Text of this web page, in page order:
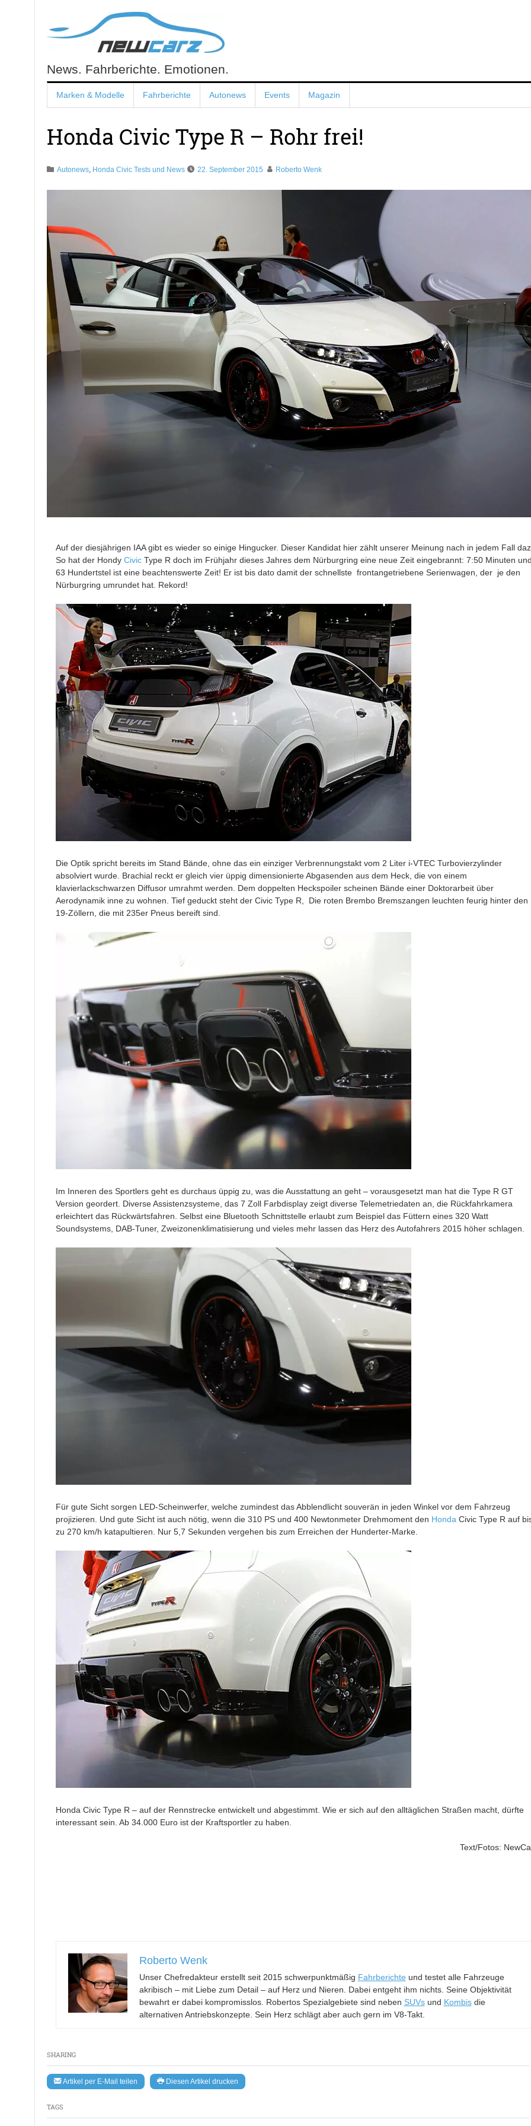
content
NewCarz.de
News. Fahrberichte. Emotionen.
Marken & Modelle Fahrberichte Autonews Events Magazin
Honda Civic Type R – Rohr frei!
Autonews, Honda Civic Tests und News 22. September 2015 Roberto Wenk
SHARING
Artikel per E-Mail teilen Diesen Artikel drucken
TAGS
Auf der diesjährigen IAA gibt es wieder so einige Hingucker. Dieser Kandidat hier zählt unserer Meinung nach in jedem Fall
So hat der Hondy CivicType R doch im Frühjahr dieses Jahres dem Nürburgring eine neue Zeit eingebrannt: 7:50 Minuten
63 Hundertstel ist eine beachtenswerte Zeit! Er ist bis dato damit der schnellste frontangetriebene Serienwagen, der je den
Nürburgring umrundet hat. Rekord!
Die Optik spricht bereits im Stand Bände, ohne das ein einziger Verbrennungstakt vom 2 Liter i-VTEC Turbovierzylinder
absolviert wurde. Brachial reckt er gleich vier üppig dimensionierte Abgasenden aus dem Heck, die von einem
klavierlackschwarzen Diffusor umrahmt werden. Dem doppelten Heckspoiler scheinen Bände einer Doktorarbeit über
Aerodynamik inne zu wohnen. Tief geduckt steht der Civic Type R, Die roten Brembo Bremszangen leuchten feurig hinter den
19-Zöllern, die mit 235er Pneus bereift sind.
Im Inneren des Sportlers geht es durchaus üppig zu, was die Ausstattung an geht – vorausgesetzt man hat die Type R GT
Version geordert. Diverse Assistenzsysteme, das 7 Zoll Farbdisplay zeigt diverse Telemetriedaten an, die Rückfahrkamera
erleichtert das Rückwärtsfahren. Selbst eine Bluetooth Schnittstelle erlaubt zum Beispiel das Füttern eines 320 Watt
Soundsystems, DAB-Tuner, Zweizonenklimatisierung und vieles mehr lassen das Herz des Autofahrers 2015 höher schlagen.
Für gute Sicht sorgen LED-Scheinwerfer, welche zumindest das Abblendlicht souverän in jeden Winkel vor dem Fahrzeug
projizieren. Und gute Sicht ist auch nötig, wenn die 310 PS und 400 Newtonmeter Drehmoment den HondaCivic Type R auf
zu 270 km/h katapultieren. Nur 5,7 Sekunden vergehen bis zum Erreichen der Hunderter-Marke.
Honda Civic Type R – auf der Rennstrecke entwickelt und abgestimmt. Wie er sich auf den alltäglichen Straßen macht, dürfte
interessant sein. Ab 34.000 Euro ist der Kraftsportler zu haben.
Text/Fotos:
Roberto Wenk
Unser Chefredakteur erstellt seit 2015 schwerpunktmäßig Fahrberichte und testet alle Fahrzeuge
akribisch – mit Liebe zum Detail – auf Herz und Nieren. Dabei entgeht ihm nichts. Seine Objektivität
bewahrt er dabei kompromisslos. Robertos Spezialgebiete sind neben SUVsund Kombisdie
alternativen Antriebskonzepte. Sein Herz schlägt aber auch gern im V8-Takt.